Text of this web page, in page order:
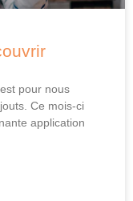
pour nous
Ce mois-ci
application